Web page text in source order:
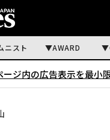
ニスト AWARD
ージ内の広告表示を最小